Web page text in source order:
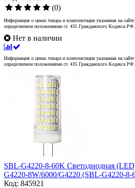
(0)
Информация о ценах товара и комплектации указанная на
определяемом положениями ст. 435 Гражданского Кодекса РФ.
Нет в наличии
Информация о ценах товара и комплектации указанная на
определяемом положениями ст. 435 Гражданского Кодекса РФ.
SBL-G4220-8-60K Светодиодная
G4220-8W/6000/G4220 (SBL-G4220-8-
Код: 845921